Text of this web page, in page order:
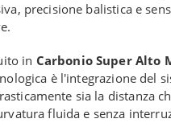
precisione balistica e
in Carbonio Super Alto
è l'integrazione del
sia la distanza
fluida e senza